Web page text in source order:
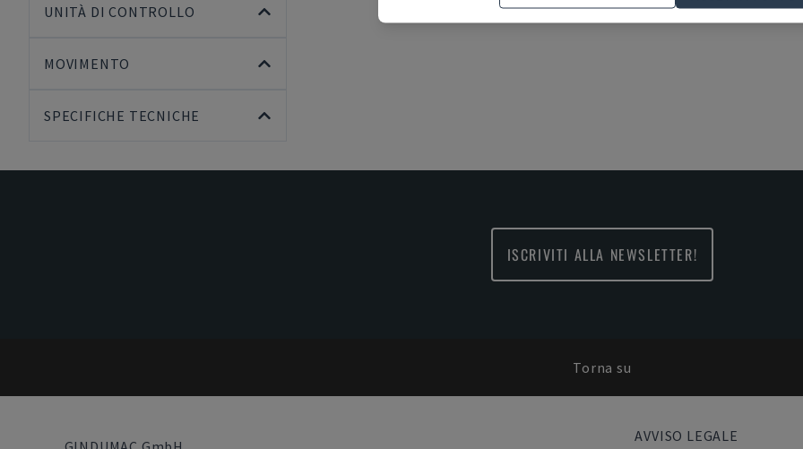
UNITÀ DI CONTROLLO
MOVIMENTO
SPECIFICHE TECNICHE
ISCRIVITI ALLA NEWSLETTER!
Torna su
AVVISO LEGALE